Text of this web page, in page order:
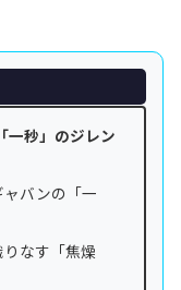
一秒」のジレン
バンの「一
なす「焦燥